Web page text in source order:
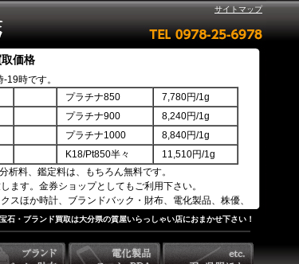
サイトマップ
価格
時です。
プラチナ850
7,780円/1g
プラチナ900
8,240円/1g
プラチナ1000
8,840円/1g
K18/Pt850半々
11,510円/1g
料、鑑定料は、もちろん無料です。
ます。金券ショップとしてもご利用下さい。
スほか時計、ブランドバック・財布、電化製品、株優、
石・ブランド買取は大分県の質屋いらっしゃい店におまかせ下さい！